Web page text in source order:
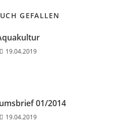
GEFALLEN
19.04.2019
01/2014
19.04.2019